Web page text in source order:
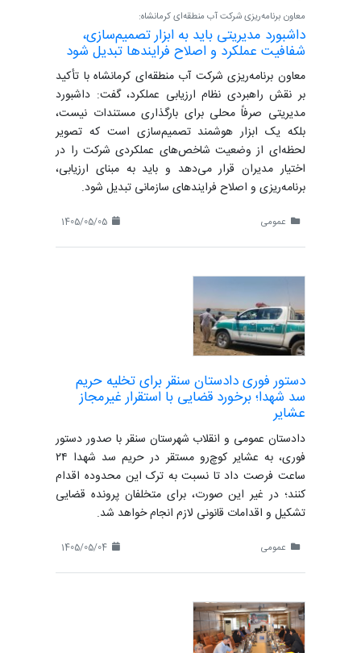
معاون برنامه‌ریزی شرکت آب منطقه‌ای کرمانشاه:
داشبورد مدیریتی باید به ابزار تصمیم‌سازی،
شفافیت عملکرد و اصلاح فرایندها تبدیل شود
معاون برنامه‌ریزی شرکت آب منطقه‌ای کرمانشاه با تأکید
بر نقش راهبردی نظام ارزیابی عملکرد، گفت: داشبورد
مدیریتی صرفاً محلی برای بارگذاری مستندات نیست،
بلکه یک ابزار هوشمند تصمیم‌سازی است که تصویر
لحظه‌ای از وضعیت شاخص‌های عملکردی شرکت را در
اختیار مدیران قرار می‌دهد و باید به مبنای ارزیابی،
برنامه‌ریزی و اصلاح فرایندهای سازمانی تبدیل شود.
عمومی
دستور فوری دادستان سنقر برای تخلیه حریم
سد شهدا؛ برخورد قضایی با استقرار غیرمجاز
عشایر
دادستان عمومی و انقلاب شهرستان سنقر با صدور دستور
فوری، به عشایر کوچ‌رو مستقر در حریم سد شهدا ۲۴
ساعت فرصت داد تا نسبت به ترک این محدوده اقدام
کنند؛ در غیر این صورت، برای متخلفان پرونده قضایی
تشکیل و اقدامات قانونی لازم انجام خواهد شد.
عمومی